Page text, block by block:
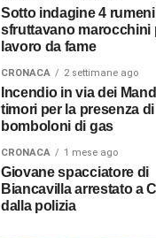
Sotto indagine 4
sfruttavano marocchini
lavoro da fame
CRONACA 2 settimane ago
Incendio in via dei
timori per la presenza di
bomboloni di gas
CRONACA 1 mese ago
Giovane spacciatore di
Biancavilla arrestato a
dalla polizia